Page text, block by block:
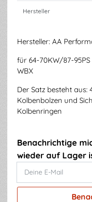
Hersteller
Hersteller: AA
für 64-70KW/87-95PS
WBX
Der Satz besteht aus:
Kolbenbolzen und
Kolbenringen
Benachrichtige
wieder auf Lager
Deine E-Mail